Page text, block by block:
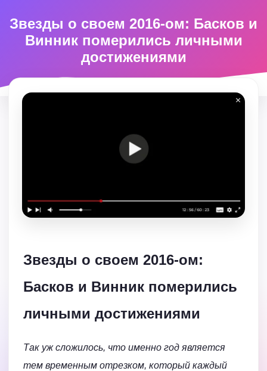
Звезды о своем 2016-ом: Басков и
Винник померились личными
достижениями
Звезды о своем 2016-ом:
Басков и Винник померились
личными достижениями
Так уж сложилось, что именно год является
тем временным отрезком, который каждый